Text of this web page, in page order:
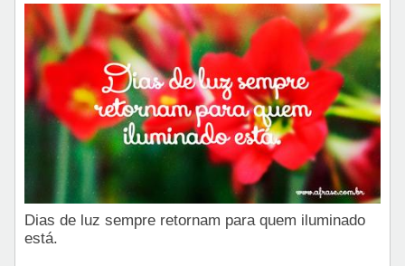
Dias de luz sempre retornam para quem iluminado
está.